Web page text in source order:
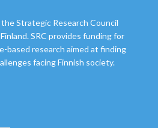
Strategic Research Council
SRC provides funding for
based research aimed at finding
facing Finnish society.